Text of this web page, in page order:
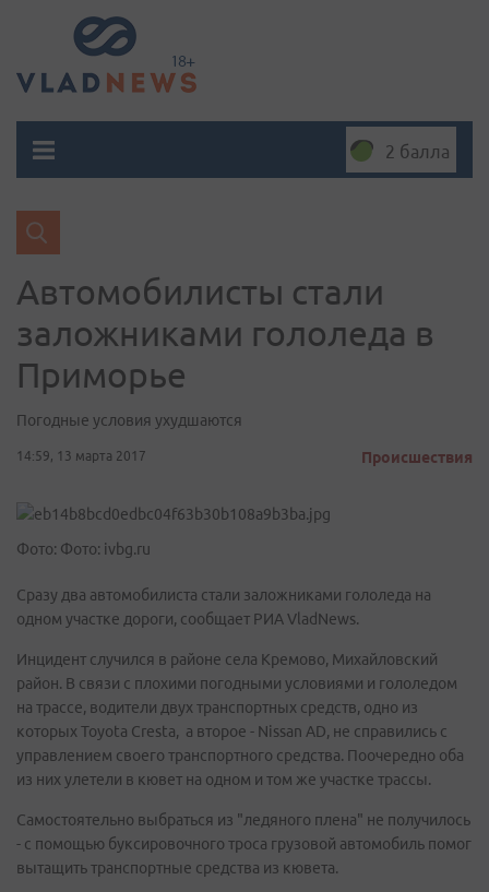
2 балла
Автомобилисты стали
заложниками гололеда в
Приморье
Погодные условия ухудшаются
14:59, 13 марта 2017 Происшествия
Фото: Фото: ivbg.ru
Сразу два автомобилиста стали заложниками гололеда на
одном участке дороги, сообщает РИА VladNews.
Инцидент случился в районе села Кремово, Михайловский
район. В связи с плохими погодными условиями и гололедом
на трассе, водители двух транспортных средств, одно из
которых Toyota Cresta, а второе - Nissan AD, не справились с
управлением своего транспортного средства. Поочередно оба
из них улетели в кювет на одном и том же участке трассы.
Самостоятельно выбраться из "ледяного плена" не получилось
- с помощью буксировочного троса грузовой автомобиль помог
вытащить транспортные средства из кювета.